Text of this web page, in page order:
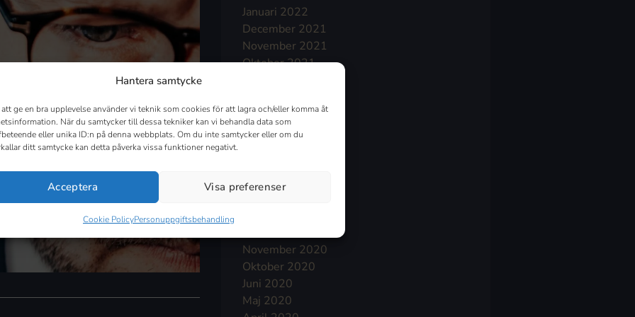
Hantera samtycke
att ge en bra upplevelse använder vi teknik som cookies för att lagra och/eller komma åt
När du samtycker till dessa tekniker kan vi behandla data som
eller unika ID:n på denna webbplats. Om du inte samtycker eller om du
ditt samtycke kan detta påverka vissa funktioner negativt.
Acceptera Visa preferenser
Cookie PolicyPersonuppgiftsbehandling
Januari 2022
December 2021
November 2021
Oktober 2021
Juli 2021
Juni 2021
Mars 2021
November 2020
Oktober 2020
Juni 2020
Maj 2020